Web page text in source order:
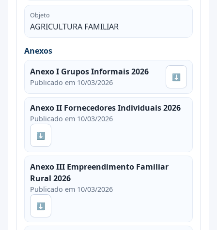
Objeto
AGRICULTURA FAMILIAR
Anexos
Anexo I Grupos Informais 2026
Publicado em 10/03/2026
⬇
Anexo II Fornecedores Individuais 2026
Publicado em 10/03/2026
⬇
Anexo III Empreendimento Familiar
Rural 2026
Publicado em 10/03/2026
⬇